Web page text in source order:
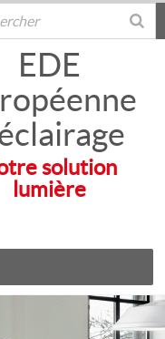
EDE
solution
lumière